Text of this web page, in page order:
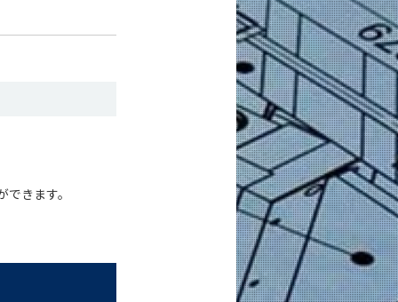
きます。